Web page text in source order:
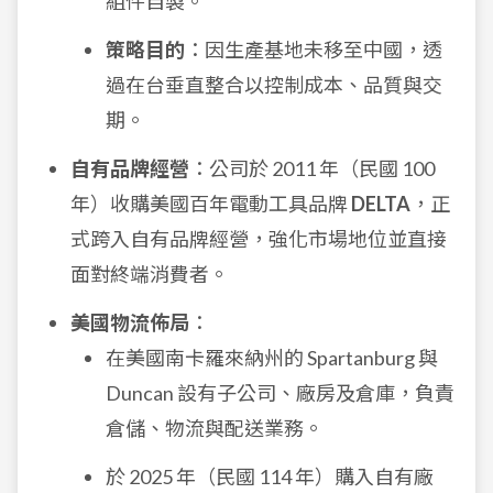
策略目的 ：因生產基地未移至中國，透
過在台垂直整合以控制成本、品質與交
期。
自有品牌經營 ：公司於 2011 年（民國 100
年）收購美國百年電動工具品牌DELTA ，正
式跨入自有品牌經營，強化市場地位並直接
面對終端消費者。
美國物流佈局 ：
在美國南卡羅來納州的 Spartanburg 與
Duncan 設有子公司、廠房及倉庫，負責
倉儲、物流與配送業務。
於 2025 年（民國 114 年）購入自有廠